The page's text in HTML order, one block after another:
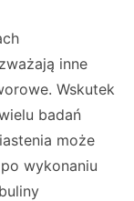
inne
Wskutek
badań
może
wykonaniu